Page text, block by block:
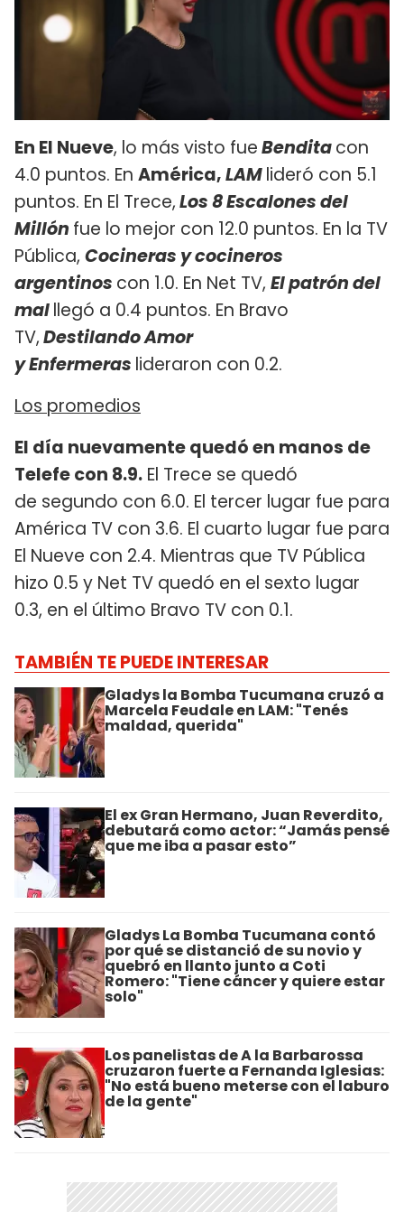
En El Nueve, lo más visto fueBenditacon
4.0 puntos. En América,LAMlideró con 5.1
puntos. En El Trece,Los 8 Escalones del
Millón fue lo mejor con 12.0 puntos. En la TV
Pública, Cocineras y cocineros
argentinos con 1.0. En Net TV, El patrón del
malllegó a 0.4 puntos. En Bravo
TV,Destilando Amor
y Enfermeras lideraron con 0.2.
Los promedios
El día nuevamente quedó en manos de
Telefe con 8.9. El Trece se quedó
de segundo con 6.0. El tercer lugar fue para
América TV con 3.6. El cuarto lugar fue para
El Nueve con 2.4. Mientras que TV Pública
hizo 0.5 y Net TV quedó en el sexto lugar
0.3, en el último Bravo TV con 0.1.
TAMBIÉN TE PUEDE INTERESAR
Gladys la Bomba Tucumana cruzó a
Marcela Feudale en LAM: "Tenés
maldad, querida"
El ex Gran Hermano, Juan Reverdito,
debutará como actor: “Jamás pensé
que me iba a pasar esto”
Gladys La Bomba Tucumana contó
por qué se distanció de su novio y
quebró en llanto junto a Coti
Romero: "Tiene cáncer y quiere estar
solo"
Los panelistas de A la Barbarossa
cruzaron fuerte a Fernanda Iglesias:
"No está bueno meterse con el laburo
de la gente"